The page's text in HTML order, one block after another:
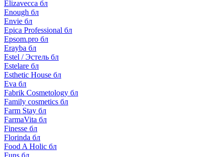
Elizavecca бл
Enough бл
Envie бл
Epica Professional бл
Epsom.pro бл
Erayba бл
Estel / Эстель бл
Estelare бл
Esthetic House бл
Eva бл
Fabrik Cosmetology бл
Family cosmetics бл
Farm Stay бл
FarmaVita бл
Finesse бл
Florinda бл
Food A Holic бл